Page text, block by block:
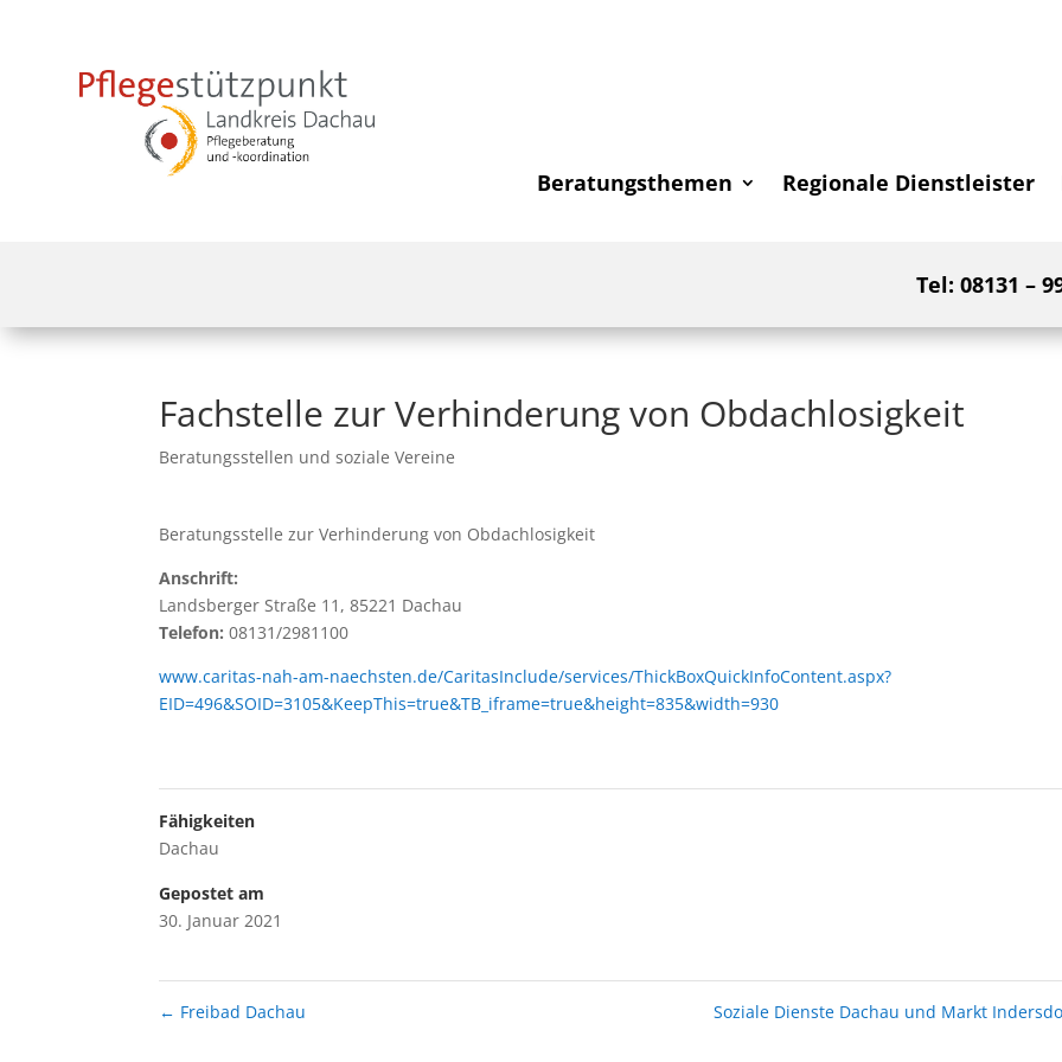
Beratungsthemen Regionale Dienstleister
Tel: 08131 –
Fachstelle zur Verhinderung von Obdachlosigkeit
Beratungsstellen und soziale Vereine
Beratungsstelle zur Verhinderung von Obdachlosigkeit
Anschrift:
Landsberger Straße 11, 85221 Dachau
Telefon: 08131/2981100
www.caritas-nah-am-naechsten.de/CaritasInclude/services/ThickBoxQuickInfoContent.aspx?
EID=496&SOID=3105&KeepThis=true&TB_iframe=true&height=835&width=930
Fähigkeiten
Dachau
Gepostet am
30. Januar 2021
← Freibad Dachau Soziale Dienste Dachau und Markt